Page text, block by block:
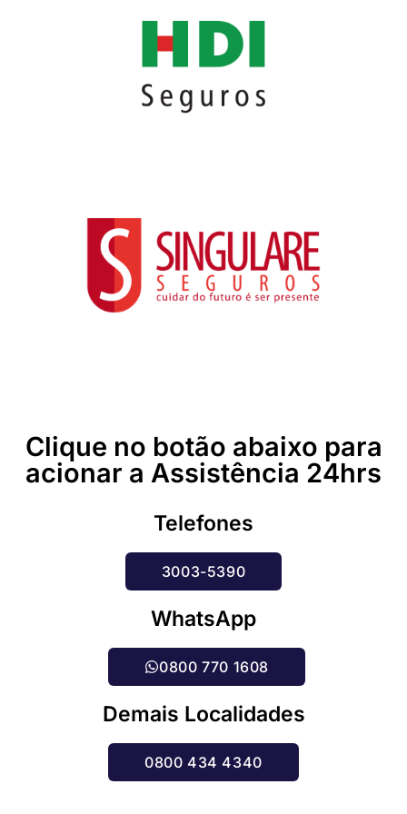
Clique no botão abaixo para
acionar a Assistência 24hrs
Telefones
3003-5390
WhatsApp
0800 770 1608
Demais Localidades
0800 434 4340